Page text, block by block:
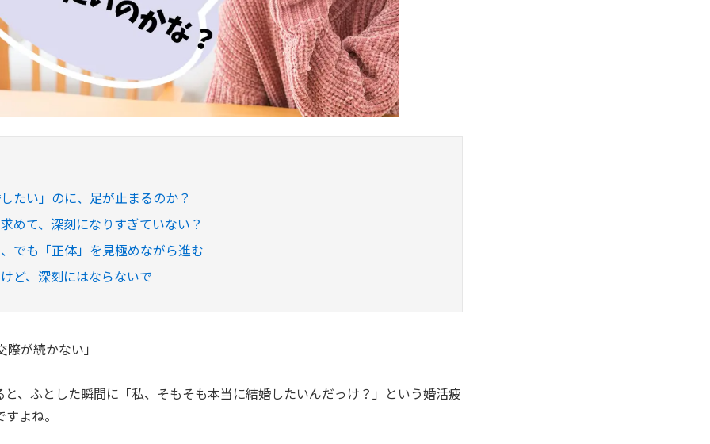
たい」のに、足が止まるのか？
めて、深刻になりすぎていない？
でも「正体」を見極めながら進む
ど、深刻にはならないで
が続かない」
と、ふとした瞬間に「私、そもそも本当に結婚したいんだっけ？」という婚活疲
よね。